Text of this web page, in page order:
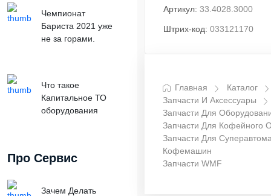
Чемпионат
Бариста 2021 уже
не за горами.
Что такое
Капитальное ТО
оборудования
Про Сервис
Зачем Делать
Артикул: 33.4028.3000
Штрих-код: 033121170
Главная
Каталог
Запчасти И Аксессуары
Запчасти Для
Запчасти Для Кофейного
Запчасти Для
Кофемашин
Запчасти WMF